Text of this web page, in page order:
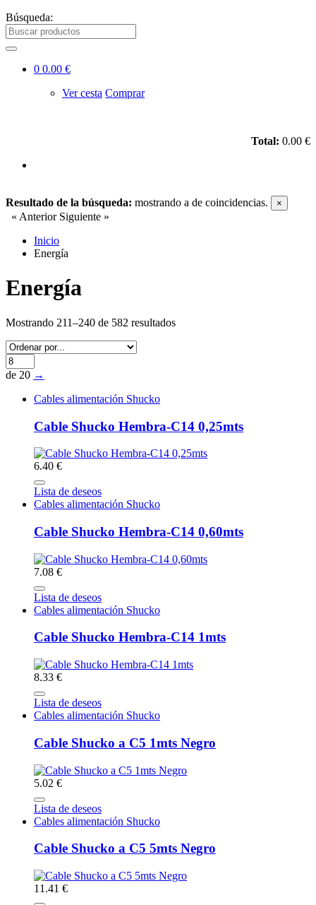
Búsqueda:
0 0.00 €
Ver cesta Comprar
Total: 0.00 €
Resultado de la búsqueda: mostrando a de coincidencias. ×
« Anterior Siguiente »
Inicio
Energía
Energía
Mostrando 211–240 de 582 resultados
de 20 →
Cables alimentación Shucko
Cable Shucko Hembra-C14 0,25mts
6.40 €
Lista de deseos
Cables alimentación Shucko
Cable Shucko Hembra-C14 0,60mts
7.08 €
Lista de deseos
Cables alimentación Shucko
Cable Shucko Hembra-C14 1mts
8.33 €
Lista de deseos
Cables alimentación Shucko
Cable Shucko a C5 1mts Negro
5.02 €
Lista de deseos
Cables alimentación Shucko
Cable Shucko a C5 5mts Negro
11.41 €